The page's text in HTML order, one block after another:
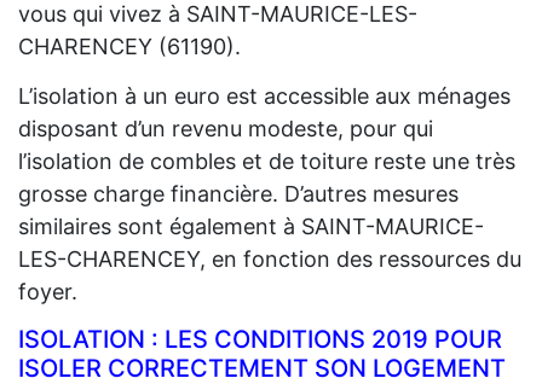
vous qui vivez à SAINT-MAURICE-LES-
CHARENCEY (61190).
L’isolation à un euro est accessible aux ménages
disposant d’un revenu modeste, pour qui
l’isolation de combles et de toiture reste une très
grosse charge financière. D’autres mesures
similaires sont également à SAINT-MAURICE-
LES-CHARENCEY, en fonction des ressources du
foyer.
ISOLATION : LES CONDITIONS 2019 POUR
ISOLER CORRECTEMENT SON LOGEMENT